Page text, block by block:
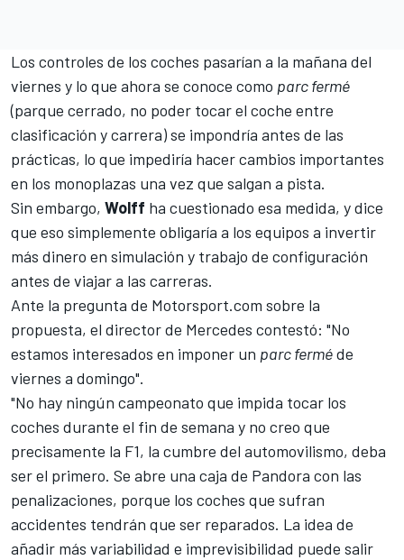
Los controles de los coches pasarían a la mañana del
viernes y lo que ahora se conoce como parc fermé
(parque cerrado, no poder tocar el coche entre
clasificación y carrera) se impondría antes de las
prácticas, lo que impediría hacer cambios importantes
en los monoplazas una vez que salgan a pista.
Sin embargo, Wolff ha cuestionado esa medida, y dice
que eso simplemente obligaría a los equipos a invertir
más dinero en simulación y trabajo de configuración
antes de viajar a las carreras.
Ante la pregunta de Motorsport.com sobre la
propuesta, el director de Mercedes contestó: "No
estamos interesados ​​en imponer un parc ferméde
viernes a domingo".
"No hay ningún campeonato que impida tocar los
coches durante el fin de semana y no creo que
precisamente la F1, la cumbre del automovilismo, deba
ser el primero. Se abre una caja de Pandora con las
penalizaciones, porque los coches que sufran
accidentes tendrán que ser reparados. La idea de
añadir más variabilidad e imprevisibilidad puede salir